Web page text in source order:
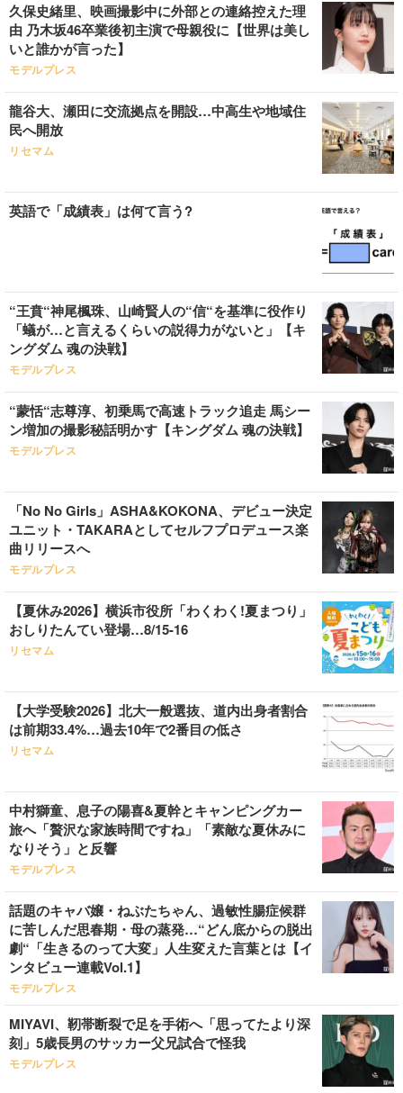
久保史緒里、映画撮影中に外部との連絡控えた理
由 乃木坂46卒業後初主演で母親役に【世界は美し
いと誰かが言った】
モデルプレス
龍谷大、瀬田に交流拠点を開設…中高生や地域住
民へ開放
リセマム
英語で「成績表」は何て言う?
“王賁“神尾楓珠、山崎賢人の“信“を基準に役作り
「蟻が…と言えるくらいの説得力がないと」【キ
ングダム 魂の決戦】
モデルプレス
“蒙恬“志尊淳、初乗馬で高速トラック追走 馬シー
ン増加の撮影秘話明かす【キングダム 魂の決戦】
モデルプレス
「No No Girls」ASHA&KOKONA、デビュー決定
ユニット・TAKARAとしてセルフプロデュース楽
曲リリースへ
モデルプレス
【夏休み2026】横浜市役所「わくわく!夏まつり」
おしりたんてい登場…8/15-16
リセマム
【大学受験2026】北大一般選抜、道内出身者割合
は前期33.4%…過去10年で2番目の低さ
リセマム
中村獅童、息子の陽喜&夏幹とキャンピングカー
旅へ「贅沢な家族時間ですね」「素敵な夏休みに
なりそう」と反響
モデルプレス
話題のキャバ嬢・ねぶたちゃん、過敏性腸症候群
に苦しんだ思春期・母の蒸発…“どん底からの脱出
劇“「生きるのって大変」人生変えた言葉とは【イ
ンタビュー連載Vol.1】
モデルプレス
MIYAVI、靭帯断裂で足を手術へ「思ってたより深
刻」5歳長男のサッカー父兄試合で怪我
モデルプレス